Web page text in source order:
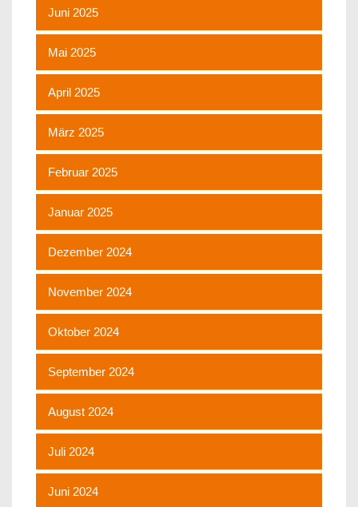
Juni 2025
Mai 2025
April 2025
März 2025
Februar 2025
Januar 2025
Dezember 2024
November 2024
Oktober 2024
September 2024
August 2024
Juli 2024
Juni 2024